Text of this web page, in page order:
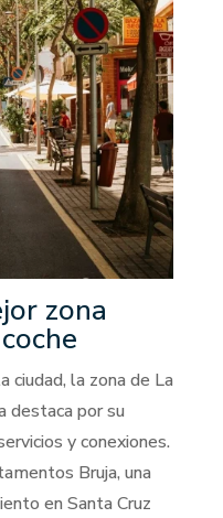
zona
ciudad, la zona de La
destaca por su
y conexiones.
Bruja, una
en Santa Cruz